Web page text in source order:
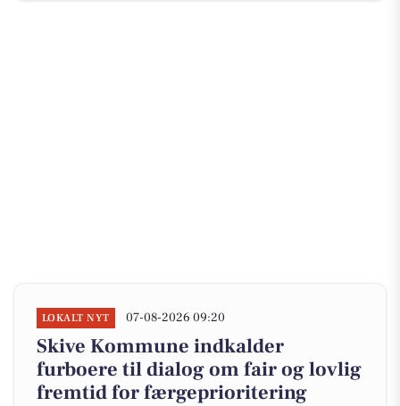
LOKALT NYT 07-08-2026 09:20
Skive Kommune indkalder
furboere til dialog om fair og lovlig
fremtid for færgeprioritering